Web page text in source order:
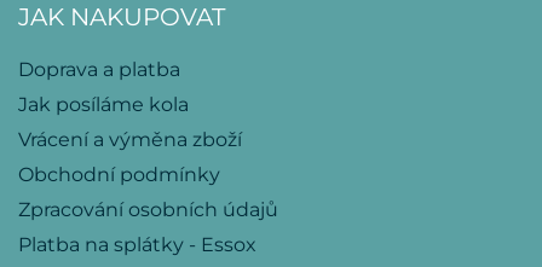
JAK NAKUPOVAT
Doprava a platba
Jak posíláme kola
Vrácení a výměna zboží
Obchodní podmínky
Zpracování osobních údajů
Platba na splátky - Essox